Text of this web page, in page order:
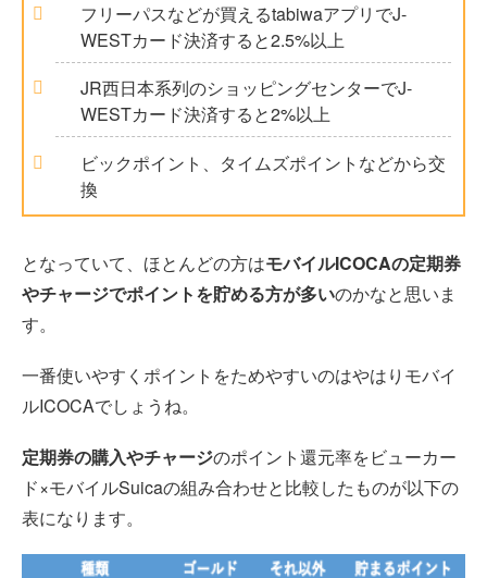
フリーパスなどが買えるtabiwaアプリでJ-
WESTカード決済すると2.5%以上
JR西日本系列のショッピングセンターでJ-
WESTカード決済すると2%以上
ビックポイント、タイムズポイントなどから交
換
となっていて、ほとんどの方はモバイルICOCAの定期券
やチャージでポイントを貯める方が多いのかなと思いま
す。
一番使いやすくポイントをためやすいのはやはりモバイ
ルICOCAでしょうね。
定期券の購入やチャージのポイント還元率をビューカー
ド×モバイルSuicaの組み合わせと比較したものが以下の
表になります。